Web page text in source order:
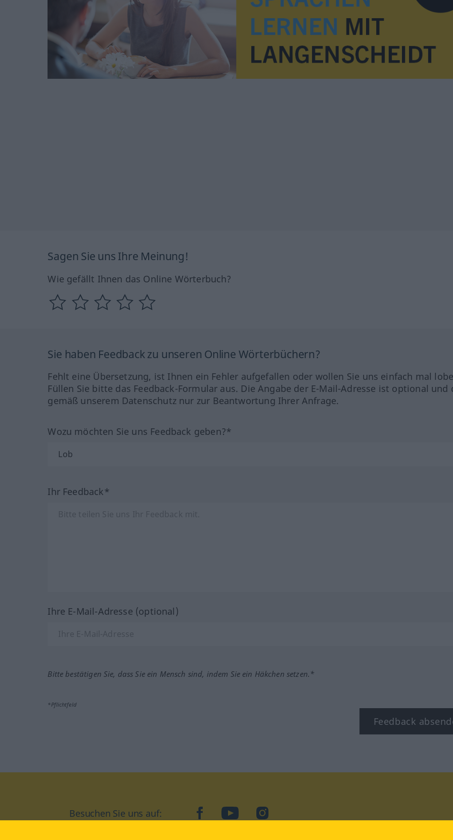
Sagen Sie uns Ihre Meinung!
Wie gefällt Ihnen das Online Wörterbuch?
Sie haben Feedback zu unseren Online Wörterbüchern?
Fehlt eine Übersetzung, ist Ihnen ein Fehler aufgefallen oder wollen Sie uns einfach mal
Füllen Sie bitte das Feedback-Formular aus. Die Angabe der E-Mail-Adresse ist optional und
gemäß unserem Datenschutz nur zur Beantwortung Ihrer Anfrage.
Wozu möchten Sie uns Feedback geben?*
Ihr Feedback*
Ihre E-Mail-Adresse (optional)
Bitte bestätigen Sie, dass Sie ein Mensch sind, indem Sie ein Häkchen setzen.*
*Pflichtfeld
Feedback
Besuchen Sie uns auf: facebookYouTubeInstagram